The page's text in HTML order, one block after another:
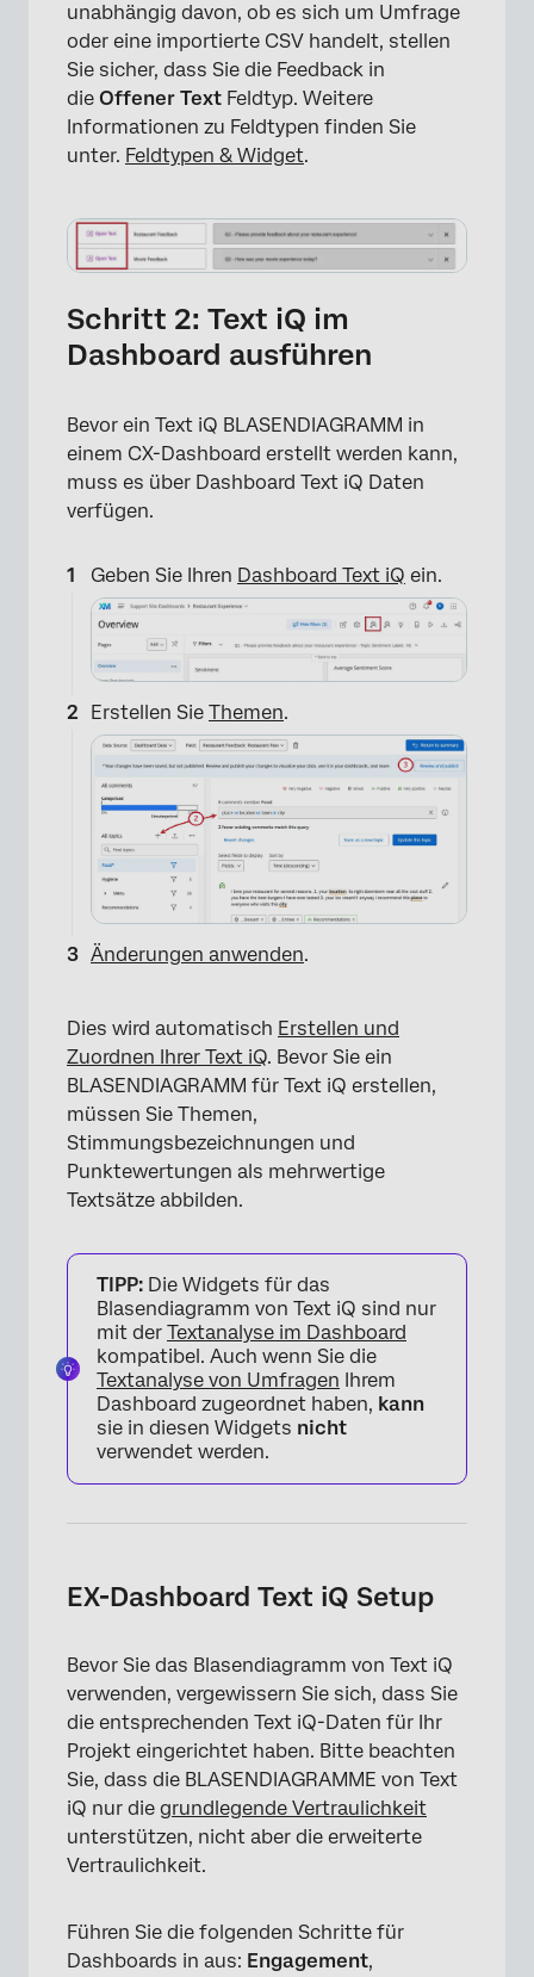
unabhängig davon, ob es sich um Umfrage
oder eine importierte CSV handelt, stellen
Sie sicher, dass Sie die Feedback in
die Offener Text Feldtyp. Weitere
Informationen zu Feldtypen finden Sie
unter. Feldtypen & Widget.
Schritt 2: Text iQ im
Dashboard ausführen
Bevor ein Text iQ BLASENDIAGRAMM in
einem CX-Dashboard erstellt werden kann,
muss es über Dashboard Text iQ Daten
verfügen.
Geben Sie Ihren Dashboard Text iQ ein.
Erstellen Sie Themen.
×
Änderungen anwenden.
Dies wird automatisch Erstellen und
Zuordnen Ihrer Text iQ. Bevor Sie ein
BLASENDIAGRAMM für Text iQ erstellen,
müssen Sie Themen,
Stimmungsbezeichnungen und
Punktewertungen als mehrwertige
Textsätze abbilden.
TIPP: Die Widgets für das
Blasendiagramm von Text iQ sind nur
mit der Textanalyse im Dashboard
kompatibel. Auch wenn Sie die
Textanalyse von Umfragen Ihrem
Dashboard zugeordnet haben, kann
sie in diesen Widgets nicht
verwendet werden.
EX-Dashboard Text iQ Setup
Bevor Sie das Blasendiagramm von Text iQ
verwenden, vergewissern Sie sich, dass Sie
die entsprechenden Text iQ-Daten für Ihr
Projekt eingerichtet haben. Bitte beachten
Sie, dass die BLASENDIAGRAMME von Text
iQ nur die grundlegende Vertraulichkeit
unterstützen, nicht aber die erweiterte
Vertraulichkeit.
Führen Sie die folgenden Schritte für
Dashboards in aus: Engagement,